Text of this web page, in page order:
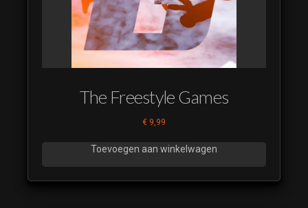
The Freestyle Games
€ 9,99
Toevoegen aan winkelwagen